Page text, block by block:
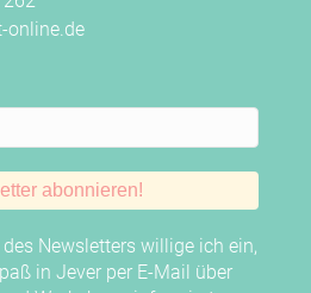
online.de
Newsletters willige ich ein,
in Jever per E-Mail über